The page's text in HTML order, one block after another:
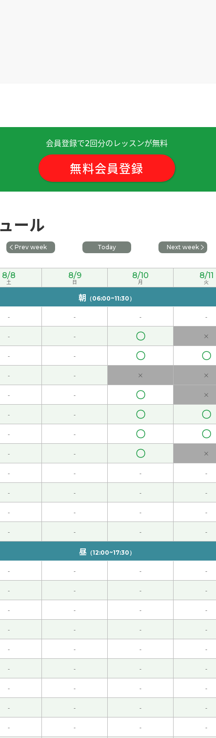
秋天打算回国。( 女性 )
)
见!( 男性 )
的话，我打算在家好好休息。
开得很大。( 女性 )
す！
( 女性 )
性 )
回国，很遗憾。( 女性 )
卖。
会員登録で2回分のレッスンが無料
無料会員登録
ール
Prev week Today Next week
8/8
土
8/9
日
8/10
月
8/11
火
朝 （06:00~11:30）
- - - -
- - 〇 ×
- - 〇 〇
- - × ×
- - 〇 ×
- - 〇 〇
- - 〇 〇
- - 〇 ×
- - - -
- - - -
- - - -
- - - -
昼（12:00~17:30）
- - - -
- - - -
- - - -
- - - -
- - - -
- - - -
- - - -
- - - -
- - - -